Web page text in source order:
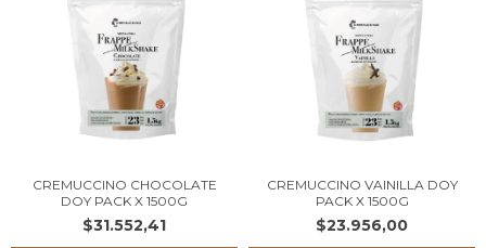
CREMUCCINO CHOCOLATE
DOY PACK X 1500G
$31.552,41
CREMUCCINO VAINILLA DOY
PACK X 1500G
$23.956,00